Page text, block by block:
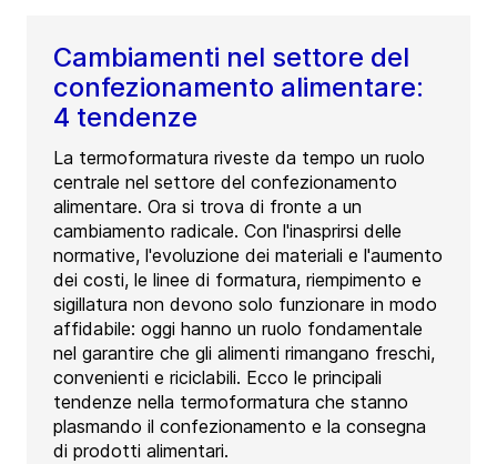
Cambiamenti nel settore del
confezionamento alimentare:
4 tendenze
La termoformatura riveste da tempo un ruolo
centrale nel settore del confezionamento
alimentare. Ora si trova di fronte a un
cambiamento radicale. Con l'inasprirsi delle
normative, l'evoluzione dei materiali e l'aumento
dei costi, le linee di formatura, riempimento e
sigillatura non devono solo funzionare in modo
affidabile: oggi hanno un ruolo fondamentale
nel garantire che gli alimenti rimangano freschi,
convenienti e riciclabili. Ecco le principali
tendenze nella termoformatura che stanno
plasmando il confezionamento e la consegna
di prodotti alimentari.